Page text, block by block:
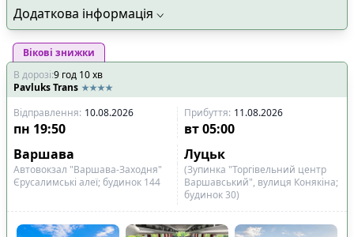
Додаткова інформація
Вікові знижки
В дорозі:9 год 10хв
Pavluks Trans
Відправлення: 10.08.2026 Прибуття: 11.08.2026
пн 19:50 вт 05:00
Варшава
Луцьк
Автовокзал "Варшава-Заходня"
Єрусалимські алеї; будинок 144
(Зупинка "Торгівельний центр
Варшавський", вулиця Конякіна;
будинок 30)